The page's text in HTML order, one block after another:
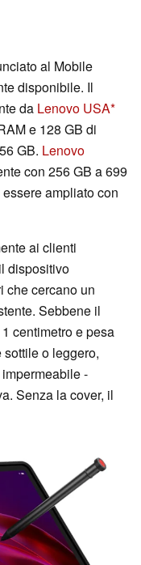
al Mobile
disponibile. Il
da Lenovo USA
e 128 GB di
GB. Lenovo
con 256 GB a 699
ampliato con
ai clienti
dispositivo
che cercano un
Sebbene il
centimetro e pesa
o leggero,
-
Senza la cover, il